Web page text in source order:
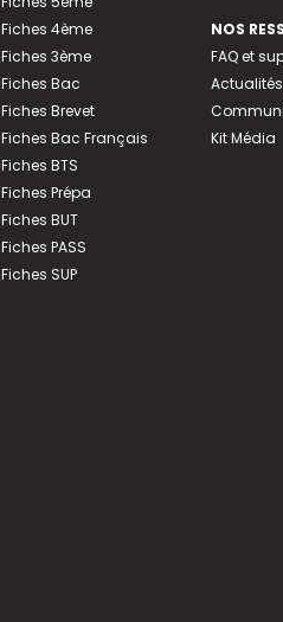
Fiches 4ème
Fiches 3ème
Fiches Bac
Fiches Brevet
Fiches Bac Français
Fiches BTS
Fiches Prépa
Fiches BUT
Fiches PASS
Fiches SUP
NOS
FAQ et
Actualités
Kit Média